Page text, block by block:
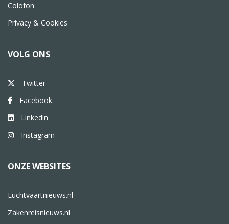
Colofon
Privacy & Cookies
VOLG ONS
Twitter
Facebook
Linkedin
Instagram
ONZE WEBSITES
Luchtvaartnieuws.nl
Zakenreisnieuws.nl